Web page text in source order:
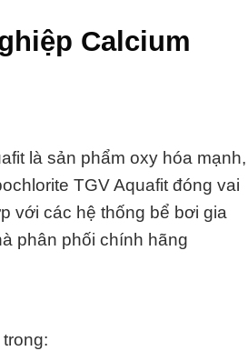
Calcium
là sản phẩm oxy hóa mạnh,
TGV Aquafit đóng vai
với các hệ thống bể bơi gia
phân phối chính hãng